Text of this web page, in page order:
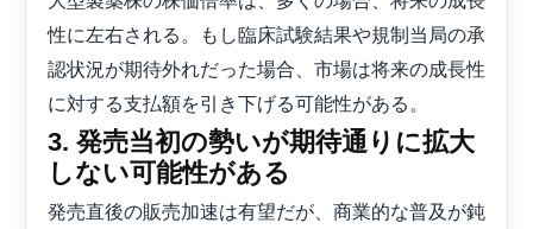
性に左右される。もし臨床試験結果や規制当局の承
認状況が期待外れだった場合、市場は将来の成長性
に対する支払額を引き下げる可能性がある。
3. 発売当初の勢いが期待通りに拡大
しない可能性がある
発売直後の販売加速は有望だが、商業的な普及が鈍